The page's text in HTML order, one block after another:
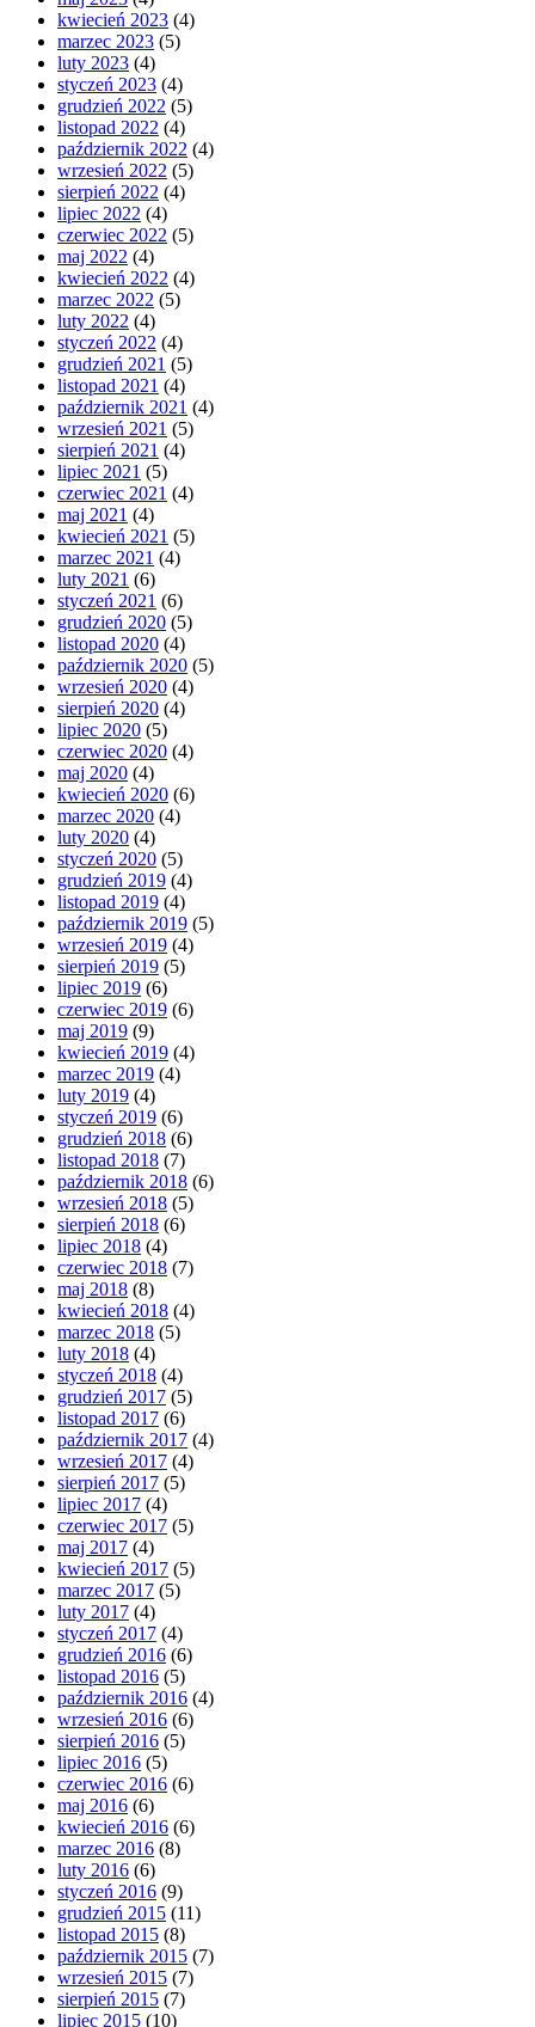
kwiecień 2023 (4)
marzec 2023 (5)
luty 2023 (4)
styczeń 2023 (4)
grudzień 2022 (5)
listopad 2022 (4)
październik 2022 (4)
wrzesień 2022 (5)
sierpień 2022 (4)
lipiec 2022 (4)
czerwiec 2022 (5)
maj 2022 (4)
kwiecień 2022 (4)
marzec 2022 (5)
luty 2022 (4)
styczeń 2022 (4)
grudzień 2021 (5)
listopad 2021 (4)
październik 2021 (4)
wrzesień 2021 (5)
sierpień 2021 (4)
lipiec 2021 (5)
czerwiec 2021 (4)
maj 2021 (4)
kwiecień 2021 (5)
marzec 2021 (4)
luty 2021 (6)
styczeń 2021 (6)
grudzień 2020 (5)
listopad 2020 (4)
październik 2020 (5)
wrzesień 2020 (4)
sierpień 2020 (4)
lipiec 2020 (5)
czerwiec 2020 (4)
maj 2020 (4)
kwiecień 2020 (6)
marzec 2020 (4)
luty 2020 (4)
styczeń 2020 (5)
grudzień 2019 (4)
listopad 2019 (4)
październik 2019 (5)
wrzesień 2019 (4)
sierpień 2019 (5)
lipiec 2019 (6)
czerwiec 2019 (6)
maj 2019 (9)
kwiecień 2019 (4)
marzec 2019 (4)
luty 2019 (4)
styczeń 2019 (6)
grudzień 2018 (6)
listopad 2018 (7)
październik 2018 (6)
wrzesień 2018 (5)
sierpień 2018 (6)
lipiec 2018 (4)
czerwiec 2018 (7)
maj 2018 (8)
kwiecień 2018 (4)
marzec 2018 (5)
luty 2018 (4)
styczeń 2018 (4)
grudzień 2017 (5)
listopad 2017 (6)
październik 2017 (4)
wrzesień 2017 (4)
sierpień 2017 (5)
lipiec 2017 (4)
czerwiec 2017 (5)
maj 2017 (4)
kwiecień 2017 (5)
marzec 2017 (5)
luty 2017 (4)
styczeń 2017 (4)
grudzień 2016 (6)
listopad 2016 (5)
październik 2016 (4)
wrzesień 2016 (6)
sierpień 2016 (5)
lipiec 2016 (5)
czerwiec 2016 (6)
maj 2016 (6)
kwiecień 2016 (6)
marzec 2016 (8)
luty 2016 (6)
styczeń 2016 (9)
grudzień 2015 (11)
listopad 2015 (8)
październik 2015 (7)
wrzesień 2015 (7)
sierpień 2015 (7)
lipiec 2015 (10)